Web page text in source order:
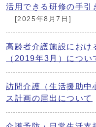
活用できる研修の手引
[2025年8月7日]
高齢者介護施設におけ
（2019年3月）につい
訪問介護（生活援助中
ス計画の届出について